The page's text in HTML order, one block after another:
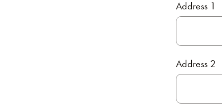
Address 1
Address 2